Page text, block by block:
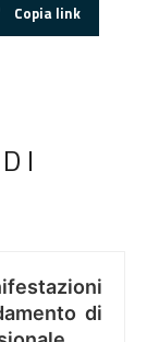
Copia link
di